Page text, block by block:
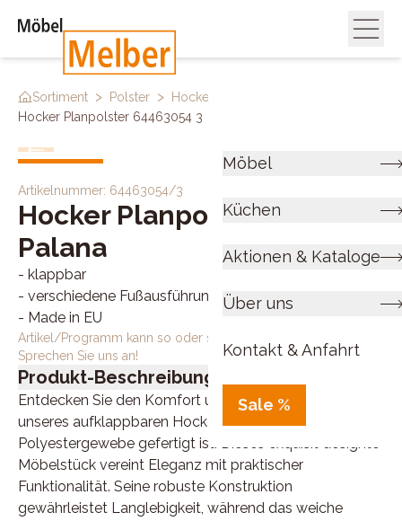
Möbel
Küchen
Aktionen & Kataloge
Über uns
Kontakt & Anfahrt
Sale %
Sortiment > Polster > Hocker
Hocker Planpolster 64463054 3
Artikelnummer: 64463054/3
Hocker Planpolster
Palana
- klappbar
- verschiedene Fußausführungen
- Made in EU
Artikel/Programm kann so oder so ähnlich bestellt werden.
Sprechen Sie uns an!
Produkt-Beschreibung
Entdecken Sie den Komfort und die Vielseitigkeit
unseres aufklappbaren Hockers, der aus hochwertigem
Polyestergewebe gefertigt ist. Dieses exquisit designte
Möbelstück vereint Eleganz mit praktischer
Funktionalität. Seine robuste Konstruktion
gewährleistet Langlebigkeit, während das weiche